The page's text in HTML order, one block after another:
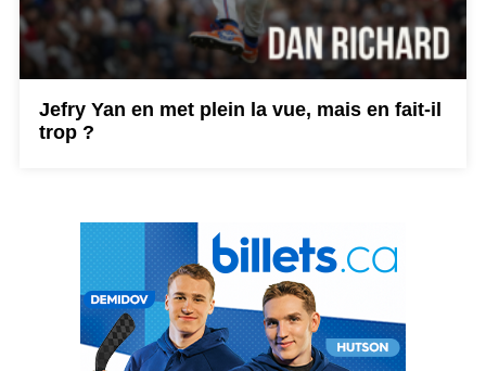
Jefry Yan en met plein la vue, mais en fait-il
trop ?